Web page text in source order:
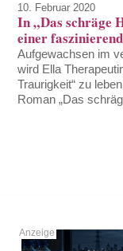
10. Februar 2020
In „Das schräge
einer
Aufgewachsen im
wird Ella
Traurigkeit“ zu
Roman „Das